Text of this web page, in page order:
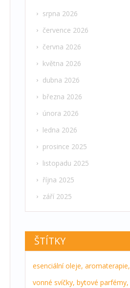
srpna 2026
července 2026
června 2026
května 2026
dubna 2026
března 2026
února 2026
ledna 2026
prosince 2025
listopadu 2025
října 2025
září 2025
ŠTÍTKY
esenciální oleje, aromaterapie,
vonné svíčky, bytové parfémy,